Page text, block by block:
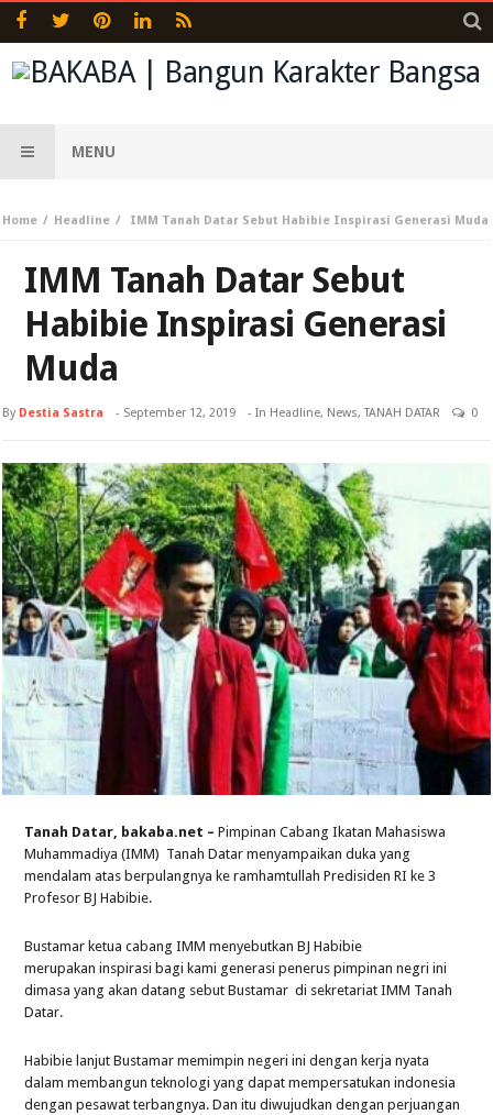
MENU
Home Headline IMM Tanah Datar Sebut Habibie Inspirasi Generasi Muda
IMM Tanah Datar Sebut
Habibie Inspirasi Generasi
Muda
By Destia Sastra - September 12, 2019 - In Headline, News,TANAH DATAR 0
Tanah Datar, bakaba.net – Pimpinan Cabang Ikatan Mahasiswa
Muhammadiya (IMM) Tanah Datar menyampaikan duka yang
mendalam atas berpulangnya ke ramhamtullah Predisiden RI ke 3
Profesor BJ Habibie.
Bustamar ketua cabang IMM menyebutkan BJ Habibie
merupakan inspirasi bagi kami generasi penerus pimpinan negri ini
dimasa yang akan datang sebut Bustamar di sekretariat IMM Tanah
Datar.
Habibie lanjut Bustamar memimpin negeri ini dengan kerja nyata
dalam membangun teknologi yang dapat mempersatukan indonesia
dengan pesawat terbangnya. Dan itu diwujudkan dengan perjuangan